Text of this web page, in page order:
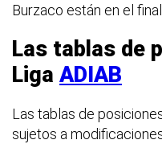
Burzaco están en el
Las tablas de
Liga ADIAB
Las tablas de
sujetos a